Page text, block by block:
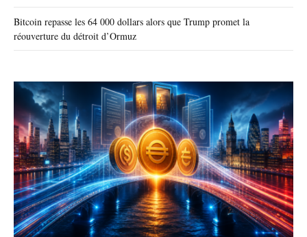
Bitcoin repasse les 64 000 dollars alors que Trump promet la
réouverture du détroit d’Ormuz